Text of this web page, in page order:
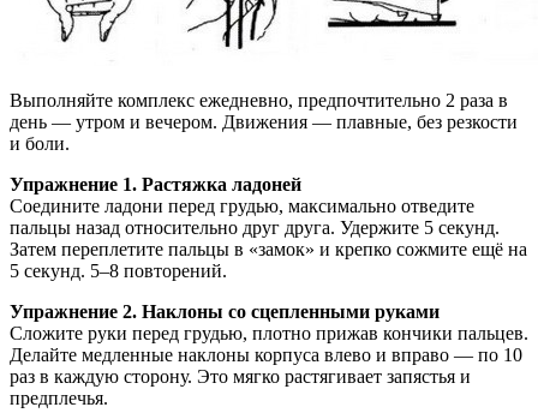
Выполняйте комплекс ежедневно, предпочтительно 2 раза в
день — утром и вечером. Движения — плавные, без резкости
и боли.
Упражнение 1. Растяжка ладоней
Соедините ладони перед грудью, максимально отведите
пальцы назад относительно друг друга. Удержите 5 секунд.
Затем переплетите пальцы в «замок» и крепко сожмите ещё на
5 секунд. 5–8 повторений.
Упражнение 2. Наклоны со сцепленными руками
Сложите руки перед грудью, плотно прижав кончики пальцев.
Делайте медленные наклоны корпуса влево и вправо — по 10
раз в каждую сторону. Это мягко растягивает запястья и
предплечья.